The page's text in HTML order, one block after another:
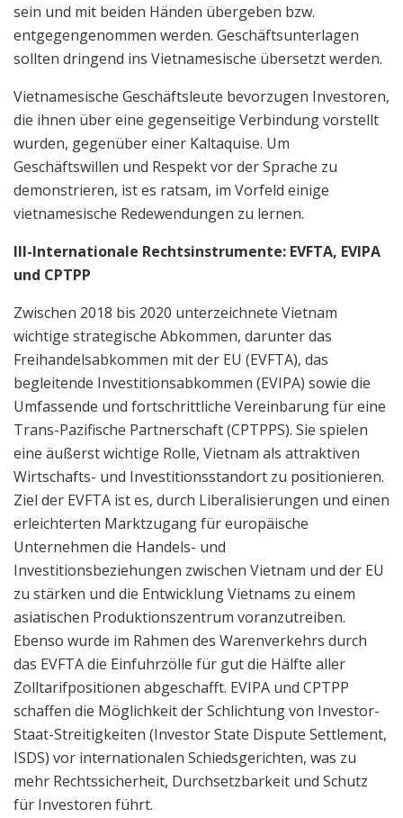
sein und mit beiden Händen übergeben bzw.
entgegengenommen werden. Geschäftsunterlagen
sollten dringend ins Vietnamesische übersetzt werden.
Vietnamesische Geschäftsleute bevorzugen Investoren,
die ihnen über eine gegenseitige Verbindung vorstellt
wurden, gegenüber einer Kaltaquise. Um
Geschäftswillen und Respekt vor der Sprache zu
demonstrieren, ist es ratsam, im Vorfeld einige
vietnamesische Redewendungen zu lernen.
III-Internationale Rechtsinstrumente: EVFTA, EVIPA
und CPTPP
Zwischen 2018 bis 2020 unterzeichnete Vietnam
wichtige strategische Abkommen, darunter das
Freihandelsabkommen mit der EU (EVFTA), das
begleitende Investitionsabkommen (EVIPA) sowie die
Umfassende und fortschrittliche Vereinbarung für eine
Trans-Pazifische Partnerschaft (CPTPPS). Sie spielen
eine äußerst wichtige Rolle, Vietnam als attraktiven
Wirtschafts- und Investitionsstandort zu positionieren.
Ziel der EVFTA ist es, durch Liberalisierungen und einen
erleichterten Marktzugang für europäische
Unternehmen die Handels- und
Investitionsbeziehungen zwischen Vietnam und der EU
zu stärken und die Entwicklung Vietnams zu einem
asiatischen Produktionszentrum voranzutreiben.
Ebenso wurde im Rahmen des Warenverkehrs durch
das EVFTA die Einfuhrzölle für gut die Hälfte aller
Zolltarifpositionen abgeschafft. EVIPA und CPTPP
schaffen die Möglichkeit der Schlichtung von Investor-
Staat-Streitigkeiten (Investor State Dispute Settlement,
ISDS) vor internationalen Schiedsgerichten, was zu
mehr Rechtssicherheit, Durchsetzbarkeit und Schutz
für Investoren führt.